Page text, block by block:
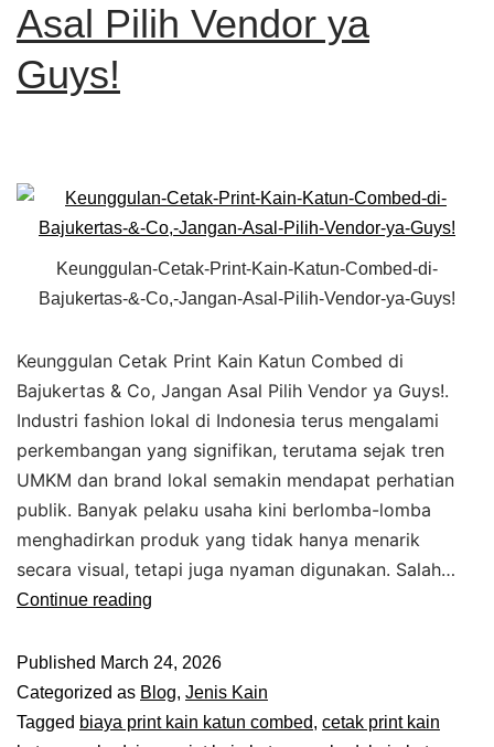
Asal Pilih Vendor ya
Guys!
Keunggulan-Cetak-Print-Kain-Katun-Combed-di-
Bajukertas-&-Co,-Jangan-Asal-Pilih-Vendor-ya-Guys!
Keunggulan Cetak Print Kain Katun Combed di
Bajukertas & Co, Jangan Asal Pilih Vendor ya Guys!.
Industri fashion lokal di Indonesia terus mengalami
perkembangan yang signifikan, terutama sejak tren
UMKM dan brand lokal semakin mendapat perhatian
publik. Banyak pelaku usaha kini berlomba-lomba
menghadirkan produk yang tidak hanya menarik
secara visual, tetapi juga nyaman digunakan. Salah…
Continue reading
Published March 24, 2026
Categorized as Blog, Jenis Kain
Tagged biaya print kain katun combed, cetak print kain